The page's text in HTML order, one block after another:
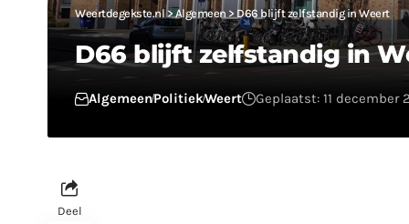
Weertdegekste.nl>Algemeen > D66 blijft zelfstandig in Weert
D66 blijft zelfstandig in
AlgemeenPolitiekWeert Geplaatst: 11 december
Deel